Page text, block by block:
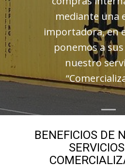
mediante una
importadora, en
ponemos a
nuestro
BENEFICIOS DE